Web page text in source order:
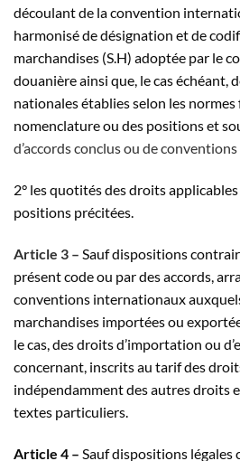
découlant de la convention
harmonisé de désignation et de
marchandises (S.H) adoptée par le
douanière ainsi que, le cas échéant,
nationales établies selon les
nomenclature ou des positions et
d’accords conclus ou de
2° les quotités des droits
positions précitées.
Article 3 – Sauf dispositions
présent code ou par des accords,
conventions internationaux
marchandises importées ou
le cas, des droits d’importation ou
concernant, inscrits au tarif des
indépendamment des autres droits
textes particuliers.
Article 4 – Sauf dispositions légales